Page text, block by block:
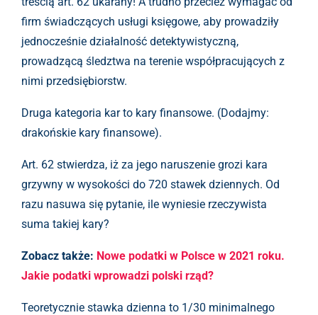
firm świadczących usługi księgowe, aby prowadziły
jednocześnie działalność detektywistyczną,
prowadzącą śledztwa na terenie współpracujących z
nimi przedsiębiorstw.
Druga kategoria kar to kary finansowe. (Dodajmy:
drakońskie kary finansowe).
Art. 62 stwierdza, iż za jego naruszenie grozi kara
grzywny w wysokości do 720 stawek dziennych. Od
razu nasuwa się pytanie, ile wyniesie rzeczywista
suma takiej kary?
Zobacz także: Nowe podatki w Polsce w 2021 roku.
Jakie podatki wprowadzi polski rząd?
Teoretycznie stawka dzienna to 1/30 minimalnego